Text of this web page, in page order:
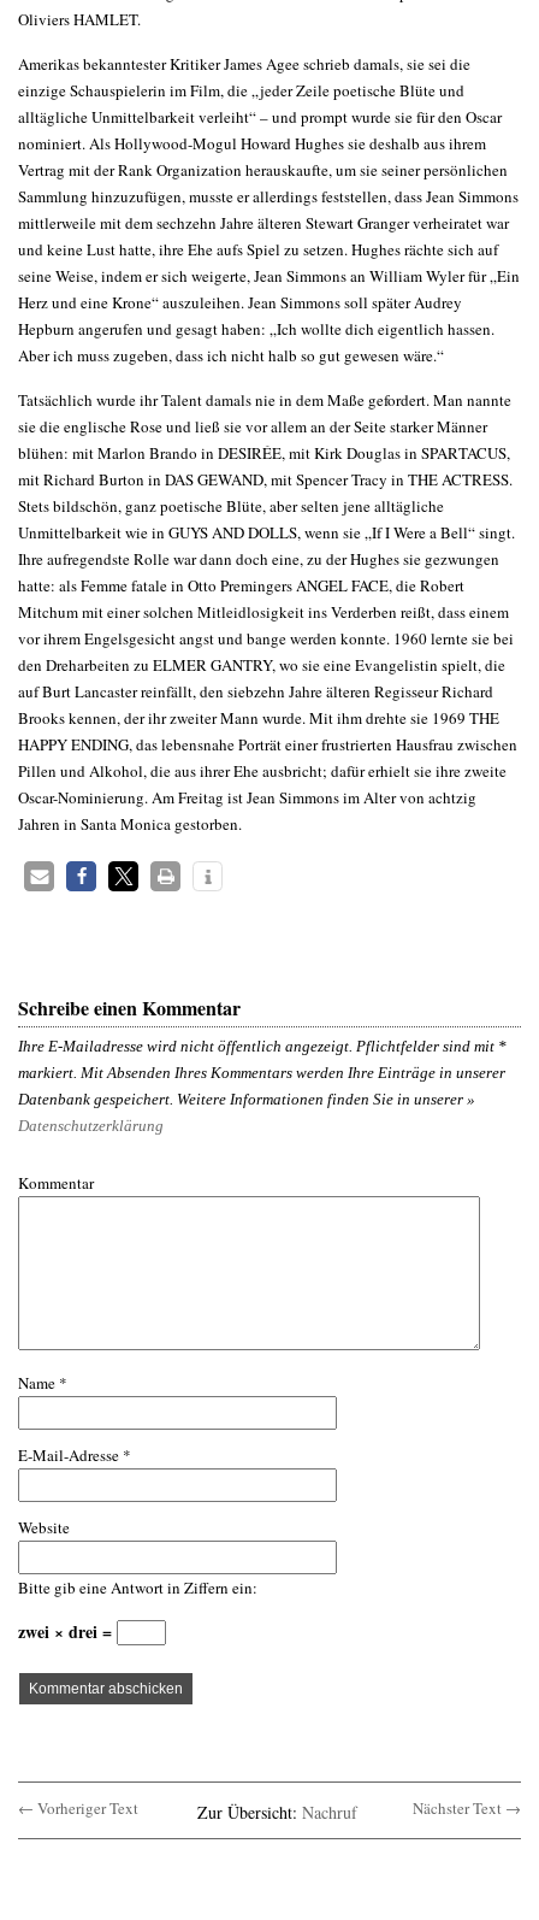
Oliviers HAMLET.
Amerikas bekanntester Kritiker James Agee schrieb damals, sie sei die
einzige Schauspielerin im Film, die „jeder Zeile poetische Blüte und
alltägliche Unmittelbarkeit verleiht“ – und prompt wurde sie für den Oscar
nominiert. Als Hollywood-Mogul Howard Hughes sie deshalb aus ihrem
Vertrag mit der Rank Organization herauskaufte, um sie seiner persönlichen
Sammlung hinzuzufügen, musste er allerdings feststellen, dass Jean Simmons
mittlerweile mit dem sechzehn Jahre älteren Stewart Granger verheiratet war
und keine Lust hatte, ihre Ehe aufs Spiel zu setzen. Hughes rächte sich auf
seine Weise, indem er sich weigerte, Jean Simmons an William Wyler für „Ein
Herz und eine Krone“ auszuleihen. Jean Simmons soll später Audrey
Hepburn angerufen und gesagt haben: „Ich wollte dich eigentlich hassen.
Aber ich muss zugeben, dass ich nicht halb so gut gewesen wäre.“
Tatsächlich wurde ihr Talent damals nie in dem Maße gefordert. Man nannte
sie die englische Rose und ließ sie vor allem an der Seite starker Männer
blühen: mit Marlon Brando in DESIRÉE, mit Kirk Douglas in SPARTACUS,
mit Richard Burton in DAS GEWAND, mit Spencer Tracy in THE ACTRESS.
Stets bildschön, ganz poetische Blüte, aber selten jene alltägliche
Unmittelbarkeit wie in GUYS AND DOLLS, wenn sie „If I Were a Bell“ singt.
Ihre aufregendste Rolle war dann doch eine, zu der Hughes sie gezwungen
hatte: als Femme fatale in Otto Premingers ANGEL FACE, die Robert
Mitchum mit einer solchen Mitleidlosigkeit ins Verderben reißt, dass einem
vor ihrem Engelsgesicht angst und bange werden konnte. 1960 lernte sie bei
den Dreharbeiten zu ELMER GANTRY, wo sie eine Evangelistin spielt, die
auf Burt Lancaster reinfällt, den siebzehn Jahre älteren Regisseur Richard
Brooks kennen, der ihr zweiter Mann wurde. Mit ihm drehte sie 1969 THE
HAPPY ENDING, das lebensnahe Porträt einer frustrierten Hausfrau zwischen
Pillen und Alkohol, die aus ihrer Ehe ausbricht; dafür erhielt sie ihre zweite
Oscar-Nominierung. Am Freitag ist Jean Simmons im Alter von achtzig
Jahren in Santa Monica gestorben.
Schreibe einen Kommentar
Ihre E-Mailadresse wird nicht öffentlich angezeigt. Pflichtfelder sind mit *
markiert. Mit Absenden Ihres Kommentars werden Ihre Einträge in unserer
Datenbank gespeichert. Weitere Informationen finden Sie in unserer »
Datenschutzerklärung
Kommentar
Name *
E-Mail-Adresse *
Website
Bitte gib eine Antwort in Ziffern ein:
zwei × drei =
← Vorheriger Text Zur Übersicht: Nachruf Nächster Text →